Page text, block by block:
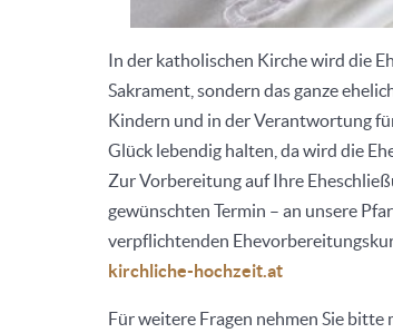
In der katholischen Kirche wird die
Sakrament, sondern das ganze
Kindern und in der Verantwortung
Glück lebendig halten, da wird die
Zur Vorbereitung auf Ihre
gewünschten Termin – an unsere
verpflichtenden
kirchliche-hochzeit.at
Für weitere Fragen nehmen Sie bitte